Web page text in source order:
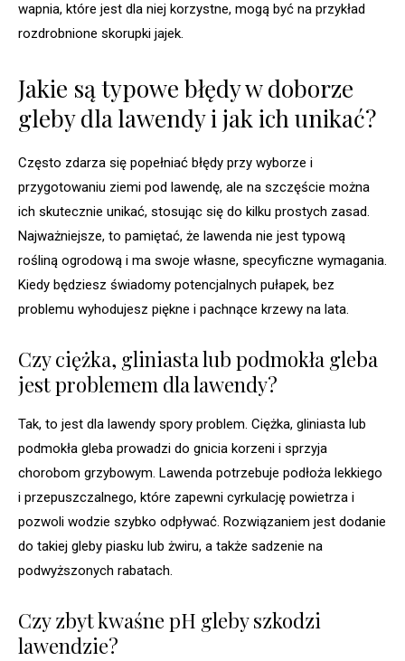
wapnia, które jest dla niej korzystne, mogą być na przykład
rozdrobnione skorupki jajek.
Jakie są typowe błędy w doborze
gleby dla lawendy i jak ich unikać?
Często zdarza się popełniać błędy przy wyborze i
przygotowaniu ziemi pod lawendę, ale na szczęście można
ich skutecznie unikać, stosując się do kilku prostych zasad.
Najważniejsze, to pamiętać, że lawenda nie jest typową
rośliną ogrodową i ma swoje własne, specyficzne wymagania.
Kiedy będziesz świadomy potencjalnych pułapek, bez
problemu wyhodujesz piękne i pachnące krzewy na lata.
Czy ciężka, gliniasta lub podmokła gleba
jest problemem dla lawendy?
Tak, to jest dla lawendy spory problem. Ciężka, gliniasta lub
podmokła gleba prowadzi do gnicia korzeni i sprzyja
chorobom grzybowym. Lawenda potrzebuje podłoża lekkiego
i przepuszczalnego, które zapewni cyrkulację powietrza i
pozwoli wodzie szybko odpływać. Rozwiązaniem jest dodanie
do takiej gleby piasku lub żwiru, a także sadzenie na
podwyższonych rabatach.
Czy zbyt kwaśne pH gleby szkodzi
lawendzie?